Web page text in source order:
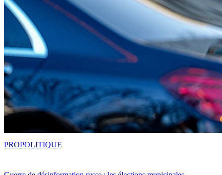
PROPOLITIQUE